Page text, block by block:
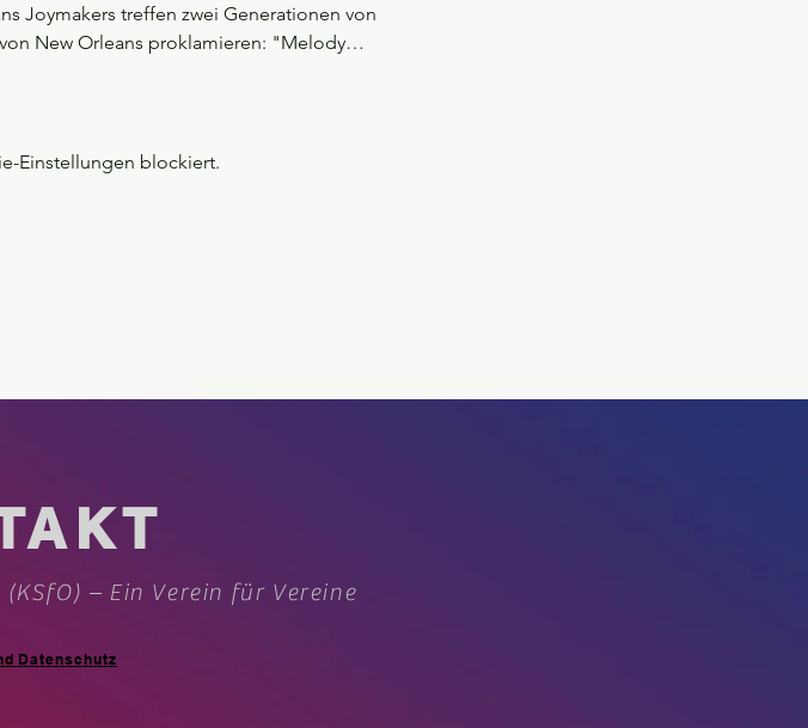
Joymakers treffen zwei Generationen von
New Orleans proklamieren: "Melody…
Einstellungen blockiert.
– Ein Verein für Vereine
Datenschutz